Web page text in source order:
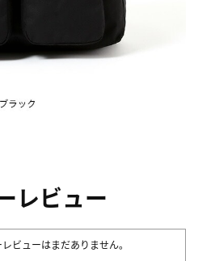
レビュー
ビューはまだありません。